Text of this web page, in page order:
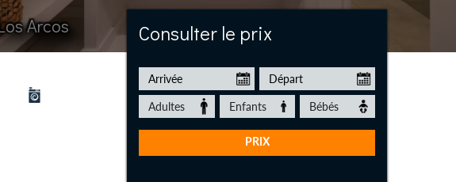
Villa Los Arcos
Consulter le prix